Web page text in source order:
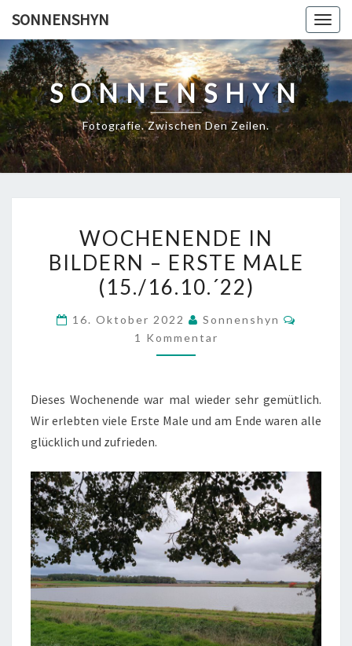
content
SONNENSHYN
SONNENSHYN
Fotografie. Zwischen Den Zeilen.
IN
BILDERN
–
MALE
WOCHENENDE IN
BILDERN – ERSTE MALE
(15./16.10.´22)
16. Oktober 2022 Sonnenshyn
1 Kommentar
Dieses Wochenende war mal wieder sehr gemütlich.
Wir erlebten viele Erste Male und am Ende waren alle
glücklich und zufrieden.